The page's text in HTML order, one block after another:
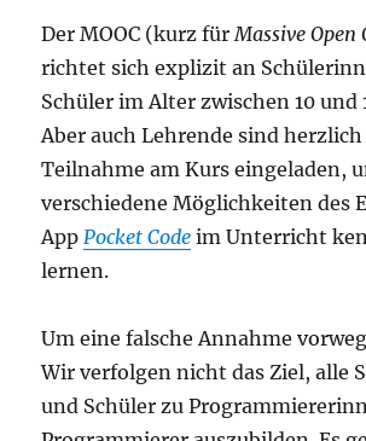
Der MOOC (kurz für Massive Open
richtet sich explizit an
Schüler im Alter zwischen 10 und
Aber auch Lehrende sind
Teilnahme am Kurs eingeladen,
verschiedene Möglichkeiten des
App Pocket Code im Unterricht
lernen.
Um eine falsche Annahme
Wir verfolgen nicht das Ziel, alle
und Schüler zu